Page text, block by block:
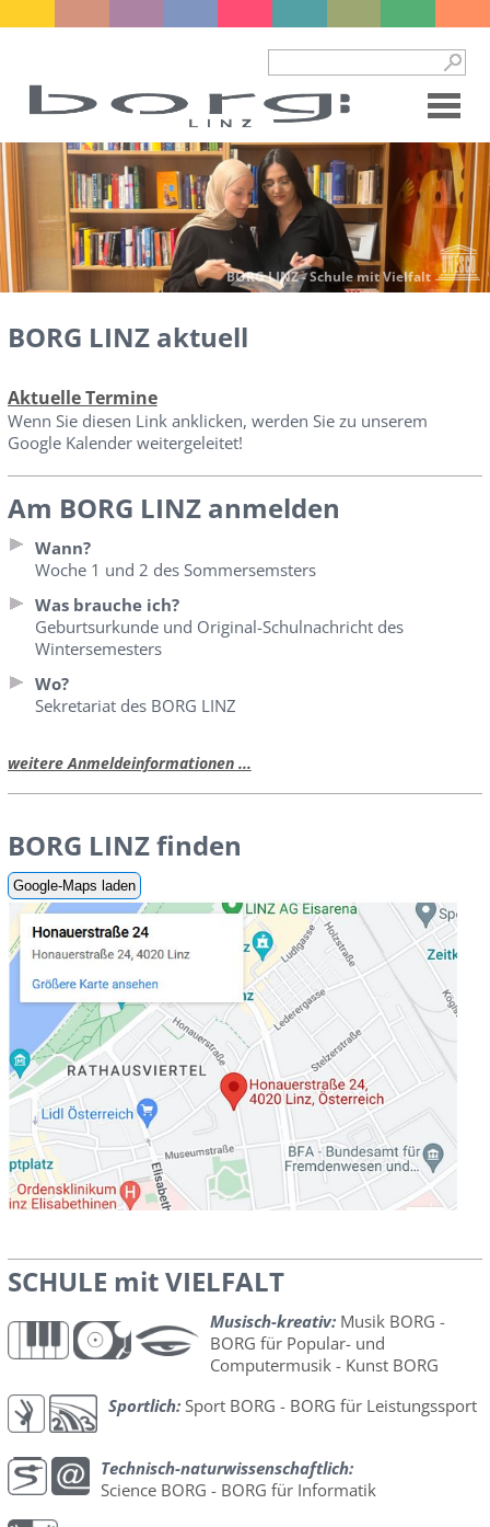
BORG LINZ - Schule mit Vielfalt
BORG LINZ aktuell
Aktuelle Termine
Wenn Sie diesen Link anklicken, werden Sie zu unserem
Google Kalender weitergeleitet!
Am BORG LINZ anmelden
Wann?
Woche 1 und 2 des Sommersemsters
Was brauche ich?
Geburtsurkunde und Original-Schulnachricht des
Wintersemesters
Wo?
Sekretariat des BORG LINZ
weitere Anmeldeinformationen ...
BORG LINZ finden
Google-Maps laden
SCHULE mit VIELFALT
Musisch-kreativ: Musik BORG -
BORG für Popular- und
Computermusik- Kunst BORG
Sportlich: Sport BORG - BORG für Leistungssport
Technisch-naturwissenschaftlich:
Science BORG - BORG für Informatik